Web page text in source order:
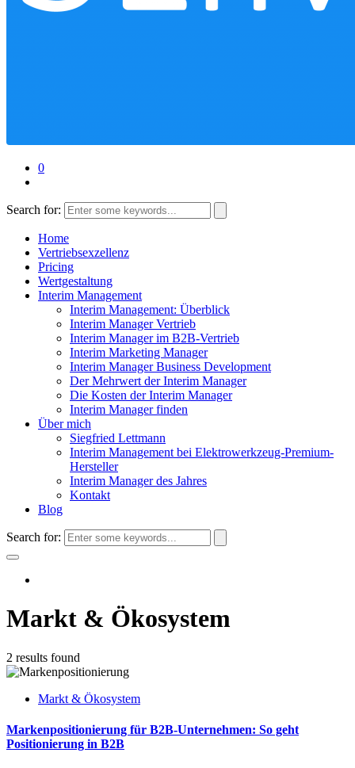
0
Search for:
Home
Vertriebsexzellenz
Pricing
Wertgestaltung
Interim Management
Interim Management: Überblick
Interim Manager Vertrieb
Interim Manager im B2B-Vertrieb
Interim Marketing Manager
Interim Manager Business Development
Der Mehrwert der Interim Manager
Die Kosten der Interim Manager
Interim Manager finden
Über mich
Siegfried Lettmann
Interim Management bei Elektrowerkzeug-Premium-
Hersteller
Interim Manager des Jahres
Kontakt
Blog
Search for:
Markt & Ökosystem
2 results found
Markt & Ökosystem
Markenpositionierung für B2B-Unternehmen: So geht
Positionierung in B2B